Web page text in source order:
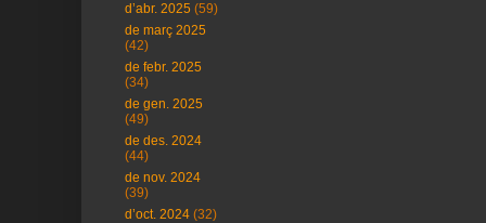
d’abr. 2025 (59)
de març 2025
(42)
de febr. 2025
(34)
de gen. 2025
(49)
de des. 2024
(44)
de nov. 2024
(39)
d’oct. 2024 (32)